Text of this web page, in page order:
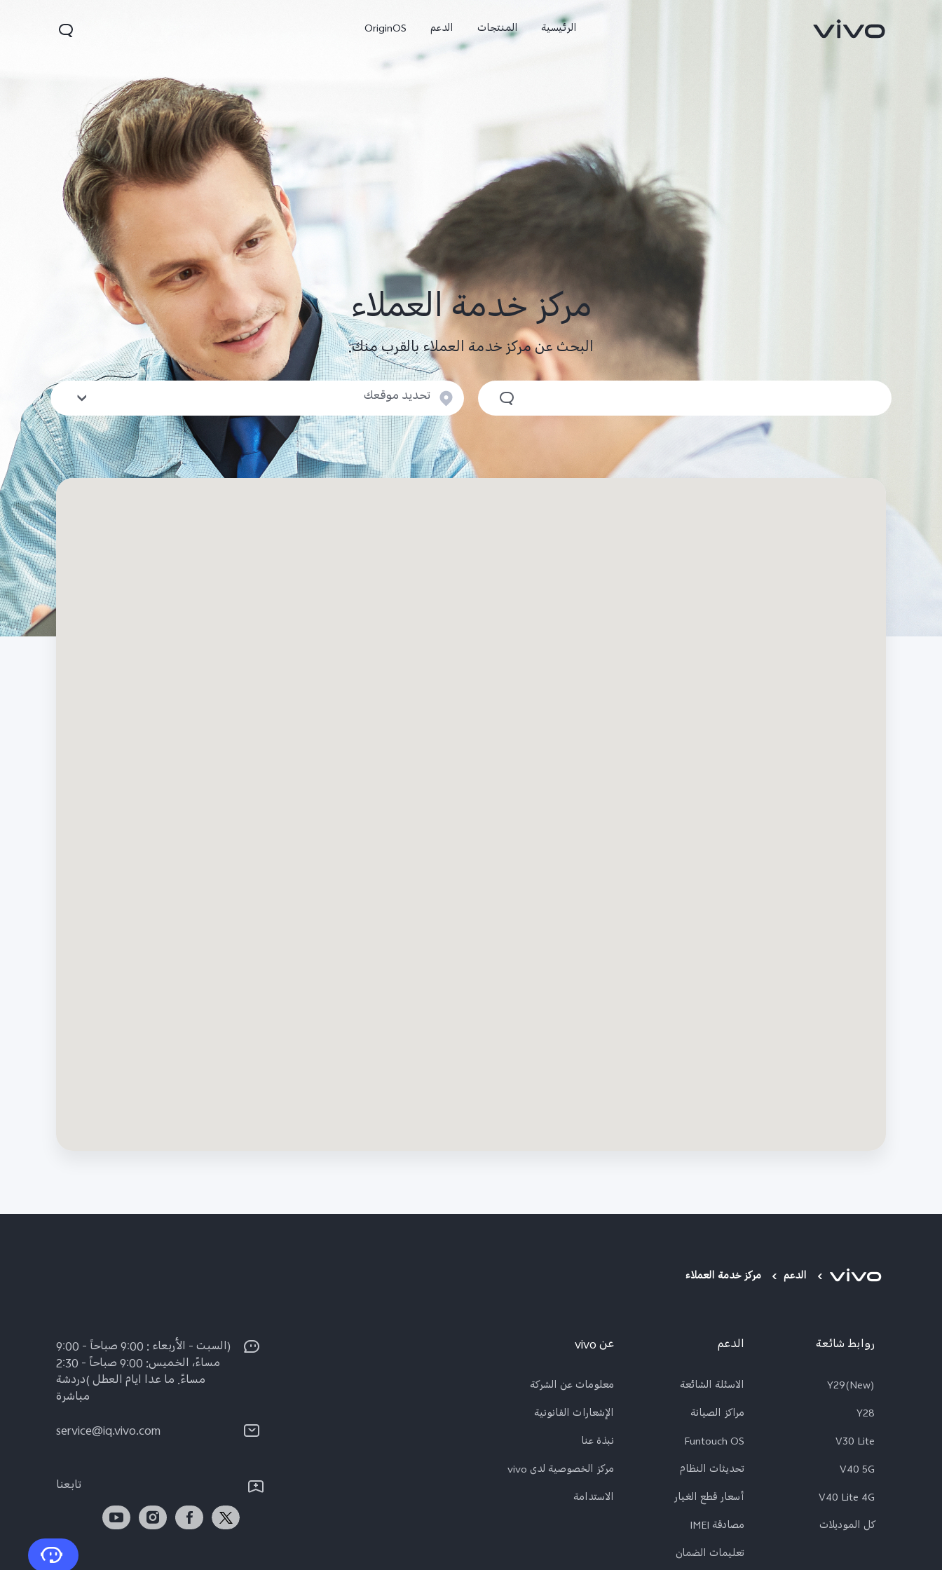
الرئيسية المنتجات الدعم OriginOS
V40 5G
V50 Lite
V30 Lite
Y04
مركز خدمة العملاء
البحث عن مركز خدمة العملاء بالقرب منك.
تحديد موقعك
المحافظة\ الحي المدينة
الدعم مركز خدمة العملاء
روابط شائعة
Y29(New)
Y28
V30 Lite
V40 5G
V40 Lite 4G
كل الموديلات
الدعم
الاسئلة الشائعة
مراكز الصيانة
Funtouch OS
تحديثات النظام
أسعار قطع الغيار
مصادقة IMEI
تعلیمات الضمان
عن vivo
معلومات عن الشركة
الإشعارات القانونية
نبذة عنا
مركز الخصوصية لدى vivo
الاستدامة
(السبت - الأربعاء : 9:00 صباحاً - 9:00
مساءً، الخميس: 9:00 صباحاً - 2:30
مساءً. ما عدا ايام العطل )دردشة
مباشرة
service@iq.vivo.com
تابعنا